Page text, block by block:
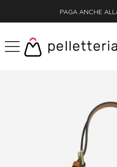
PAGA ANCHE
SPEDIZIONE GRATIS +